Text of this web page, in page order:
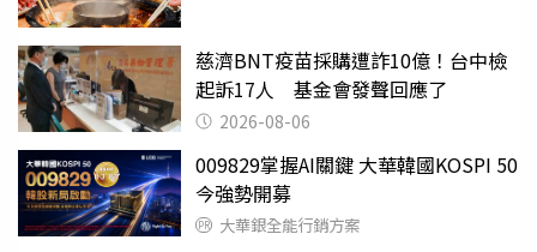
慈濟BNT疫苗採購遭詐10億！台中檢
起訴17人 基金會發聲回應了
2026-08-06
009829掌握AI關鍵 大華韓國KOSPI 50
今強勢開募
大華銀全能行銷方案